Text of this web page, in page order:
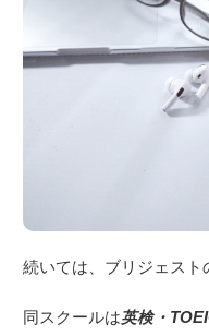
続いては、ブリジェスト
同スクールは英検・